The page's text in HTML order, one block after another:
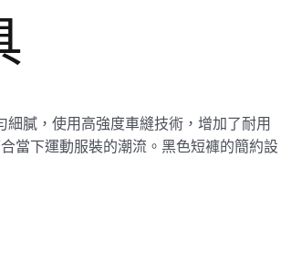
膩，使用高強度車縫技術，增加了耐用
當下運動服裝的潮流。黑色短褲的簡約設